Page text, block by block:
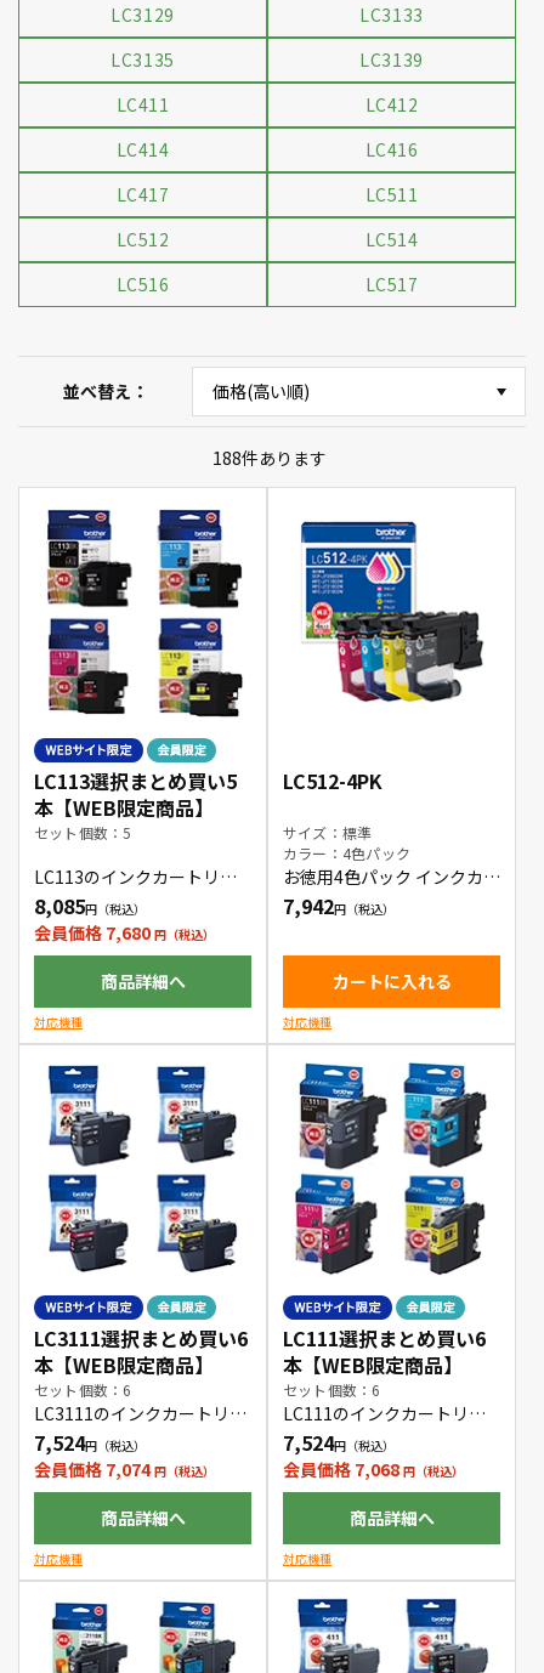
LC3129
LC3133
LC3135
LC3139
LC411
LC412
LC414
LC416
LC417
LC511
LC512
LC514
LC516
LC517
並べ替え
188件あります
LC113選択まとめ買い5
本【WEB限定商品】
セット個数：5
LC113のインクカートリッ
ジをお好きな色の組み合わ
せで5本購入できます。
8,085
会員価格 7,680
商品詳細へ
対応機種
LC512-4PK
サイズ：標準
カラー：4色パック
お徳用4色パック インクカー
トリッジ
7,942
カートに入れる
対応機種
LC3111選択まとめ買い6
本【WEB限定商品】
セット個数：6
LC3111のインクカートリッ
ジをお好きな色の組み合わ
せで6本購入できます。
7,524
会員価格 7,074
商品詳細へ
対応機種
LC111選択まとめ買い6
本【WEB限定商品】
セット個数：6
LC111のインクカートリッ
ジをお好きな色の組み合わ
せで6本購入できます。
7,524
会員価格 7,068
商品詳細へ
対応機種